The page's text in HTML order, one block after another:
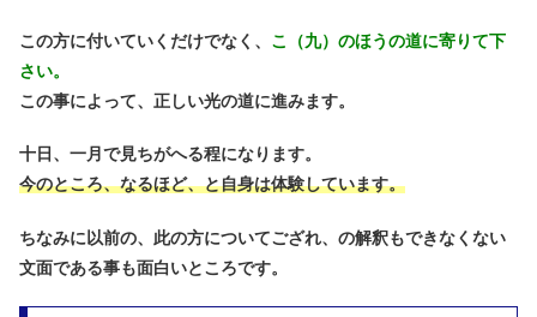
この方に付いていくだけでなく、 こ（九）のほうの道に寄りて下
さい。
この事によって、正しい光の道に進みます。
十日、一月で見ちがへる程になります。
今のところ、なるほど、と自身は体験しています。
ちなみに以前の、此の方についてござれ、の解釈もできなくない
文面である事も面白いところです。